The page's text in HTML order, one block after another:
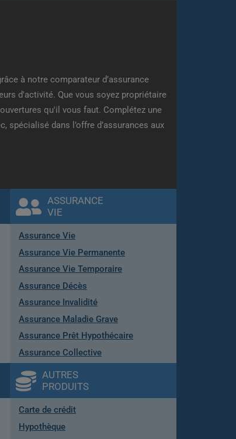
à notre comparateur d’assurance
d'activité. Que vous soyez propriétaire
qu'il vous faut. Complétez une
spécialisé dans l’offre d’assurances aux
ASSURANCE
VIE
Assurance Vie
Assurance Vie Permanente
Assurance Vie Temporaire
Assurance Décès
Assurance Invalidité
Assurance Maladie Grave
Assurance Prêt Hypothécaire
Assurance Collective
AUTRES
PRODUITS
Carte de crédit
Hypothèque